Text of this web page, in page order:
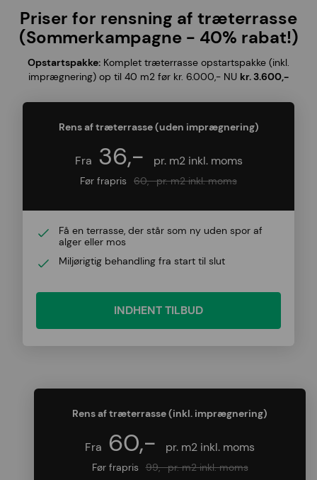
Priser for rensning af træterrasse
(Sommerkampagne - 40% rabat!)
Opstartspakke: Komplet træterrasse opstartspakke (inkl.
imprægnering) op til 40 m2 før kr. 6.000,- NU kr. 3.600,-
Rens af træterrasse (uden imprægnering)
Fra 36,- pr. m2 inkl. moms
Før frapris 60,- pr. m2 inkl. moms
Få en terrasse, der står som ny uden spor af
alger eller mos
Miljørigtig behandling fra start til slut
INDHENT TILBUD
Rens af træterrasse (inkl. imprægnering)
Fra 60,- pr. m2 inkl. moms
Før frapris 99,- pr. m2 inkl. moms